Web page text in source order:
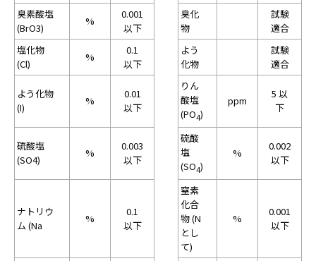
臭素酸塩
(BrO3)
%
0.001
以下
臭化
物
試験
適合
塩化物
(Cl)
%
0.1
以下
よう
化物
試験
適合
よう化物
(I)
%
0.01
以下
りん
酸塩
(PO4)
ppm
5 以
下
硫酸塩
(SO4)
%
0.003
以下
硫酸
塩
(SO4)
%
0.002
以下
ナトリウ
ム (Na
%
0.1
以下
窒素
化合
物 (N
とし
て)
%
0.001
以下